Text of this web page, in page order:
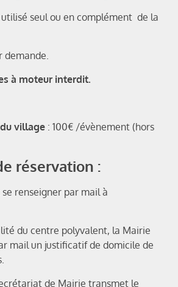
seul ou en complément de la
demande.
à moteur interdit.
village : 100€ /évènement (hors
réservation :
renseigner par mail à
du centre polyvalent, la Mairie
mail un justificatif de domicile de
de Mairie transmet le